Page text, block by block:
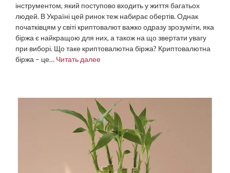
інструментом, який поступово входить у життя багатьох
людей. В Україні цей ринок теж набирає обертів. Однак
початківцям у світі криптовалют важко одразу зрозуміти, яка
біржа є найкращою для них, а також на що звертати увагу
при виборі. Що таке криптовалютна біржа? Криптовалютна
біржа – це… Читать далее